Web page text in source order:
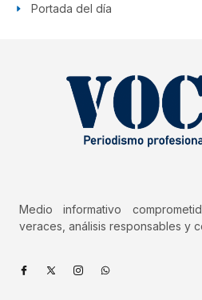
Portada del día
Medio informativo
veraces, análisis responsables y